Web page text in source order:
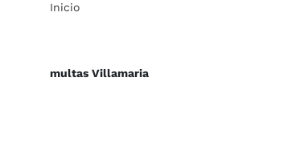
Inicio
multas Villamaria